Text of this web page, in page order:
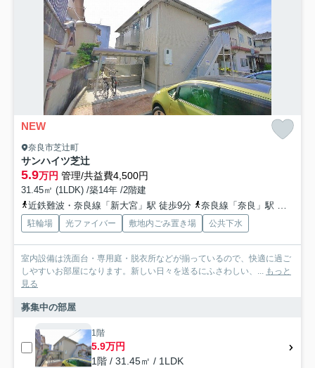
NEW
奈良市芝辻町
サンハイツ芝辻
5.9万円 管理/共益費4,500円
31.45㎡ (1LDK) /築14年 /2階建
近鉄難波・奈良線「新大宮」駅 徒歩9分
奈良線「奈良」駅 徒歩11分
駐輪場 光ファイバー 敷地内ごみ置き場 公共下水
室内設備は洗面台・専用庭・脱衣所などが揃っているので、快適に過ご
しやすいお部屋になります。新しい日々を送るにふさわしい、... もっと
見る
募集中の部屋
1階
5.9万円
1階 / 31.45㎡ / 1LDK